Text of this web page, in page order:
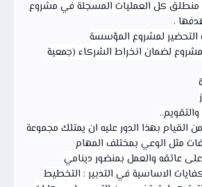
منطلق كل العمليات المسجلة في مشروع
.
لضمان انخراط الشركاء (جمعية
القيام بهذا الدور عليه ان يمتلك مجموعة
مثل الوعي بمختلف المهام
عاتقه والعمل بمنضور دينامي
الاساسية في التدبير : التخطيط